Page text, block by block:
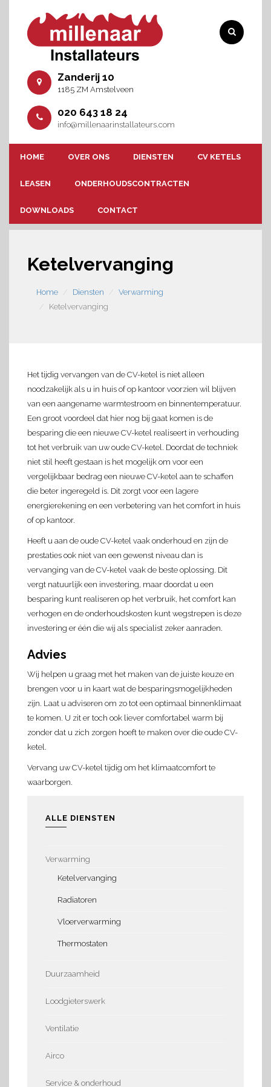
Zanderij 10
1185 ZM Amstelveen
020 643 18 24
info@millenaarinstallateurs.com
HOME OVER ONS DIENSTEN CV KETELS
LEASEN ONDERHOUDSCONTRACTEN
DOWNLOADS CONTACT
Ketelvervanging
Home Diensten
Verwarming
Ketelvervanging
Het tijdig vervangen van de CV-ketel is niet alleen
noodzakelijk als u in huis of op kantoor voorzien wil blijven
van een aangename warmtestroom en binnentemperatuur.
Een groot voordeel dat hier nog bij gaat komen is de
besparing die een nieuwe CV-ketel realiseert in verhouding
tot het verbruik van uw oude CV-ketel. Doordat de techniek
niet stil heeft gestaan is het mogelijk om voor een
vergelijkbaar bedrag een nieuwe CV-ketel aan te schaffen
die beter ingeregeld is. Dit zorgt voor een lagere
energierekening en een verbetering van het comfort in huis
of op kantoor.
Heeft u aan de oude CV-ketel vaak onderhoud en zijn de
prestaties ook niet van een gewenst niveau dan is
vervanging van de CV-ketel vaak de beste oplossing. Dit
vergt natuurlijk een investering, maar doordat u een
besparing kunt realiseren op het verbruik, het comfort kan
verhogen en de onderhoudskosten kunt wegstrepen is deze
investering er één die wij als specialist zeker aanraden.
Advies
Wij helpen u graag met het maken van de juiste keuze en
brengen voor u in kaart wat de besparingsmogelijkheden
zijn. Laat u adviseren om zo tot een optimaal binnenklimaat
te komen. U zit er toch ook liever comfortabel warm bij
zonder dat u zich zorgen hoeft te maken over die oude CV-
ketel.
Vervang uw CV-ketel tijdig om het klimaatcomfort te
waarborgen.
ALLE DIENSTEN
Verwarming
Ketelvervanging
Radiatoren
Vloerverwarming
Thermostaten
Duurzaamheid
Loodgieterswerk
Ventilatie
Airco
Service & onderhoud